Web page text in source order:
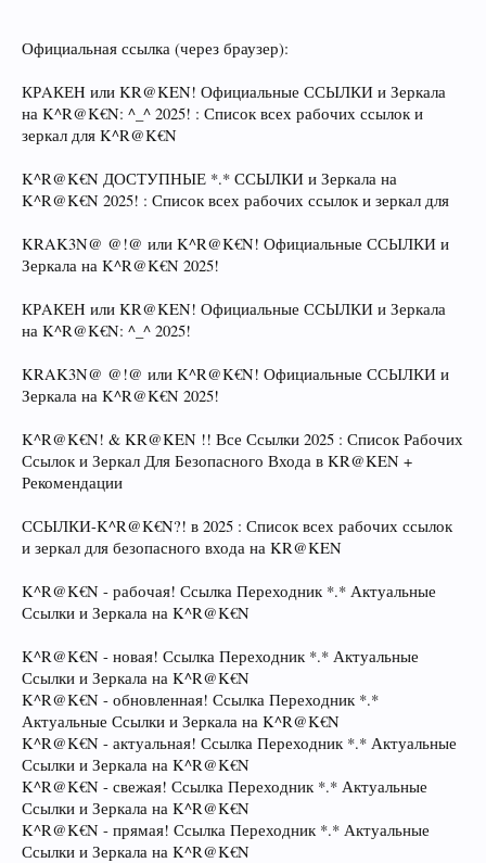
Официальная ссылка (через браузер):
КРAКЕH или KR@KEN! Официальные ССЫЛКИ и Зеркала
на K^R@K€N: ^_^ 2025! : Список всех рабочих ссылок и
зеркал для K^R@K€N
K^R@K€N ДОСТУПНЫЕ *.* ССЫЛКИ и Зеркала на
K^R@K€N 2025! : Список всех рабочих ссылок и зеркал для
KRAK3N@ @!@ или K^R@K€N! Официальные ССЫЛКИ и
Зеркала на K^R@K€N 2025!
КРAКЕH или KR@KEN! Официальные ССЫЛКИ и Зеркала
на K^R@K€N: ^_^ 2025!
KRAK3N@ @!@ или K^R@K€N! Официальные ССЫЛКИ и
Зеркала на K^R@K€N 2025!
K^R@K€N! & KR@KEN !! Все Ссылки 2025 : Список Рабочих
Ссылок и Зеркал Для Безопасного Входа в KR@KEN +
Рекомендации
ССЫЛКИ-K^R@K€N?! в 2025 : Список всех рабочих ссылок
и зеркал для безопасного входа на KR@KEN
K^R@K€N - рабочая! Ссылка Переходник *.* Актуальные
Ссылки и Зеркала на K^R@K€N
K^R@K€N - новая! Ссылка Переходник *.* Актуальные
Ссылки и Зеркала на K^R@K€N
K^R@K€N - обновленная! Ссылка Переходник *.*
Актуальные Ссылки и Зеркала на K^R@K€N
K^R@K€N - актуальная! Ссылка Переходник *.* Актуальные
Ссылки и Зеркала на K^R@K€N
K^R@K€N - свежая! Ссылка Переходник *.* Актуальные
Ссылки и Зеркала на K^R@K€N
K^R@K€N - прямая! Ссылка Переходник *.* Актуальные
Ссылки и Зеркала на K^R@K€N